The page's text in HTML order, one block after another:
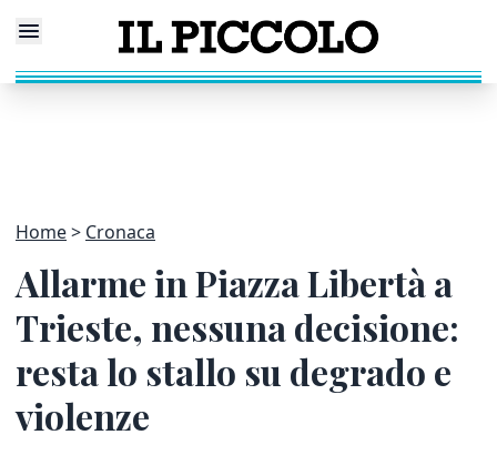
Home Cronaca
Allarme in Piazza Libertà a
Trieste, nessuna decisione:
resta lo stallo su degrado e
violenze